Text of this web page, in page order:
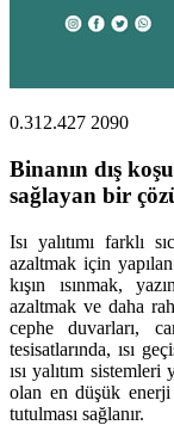
0.312.427 2090
Binanın dış
sağlayan bir
Isı yalıtımı farklı
azaltmak için
kışın ısınmak,
azaltmak ve daha
cephe duvarları,
tesisatlarında, ısı
ısı yalıtım
olan en düşük enerji
tutulması sağlanır.